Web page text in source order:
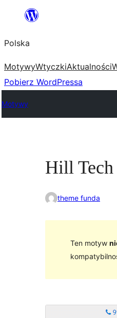
Przejdź
treści
Polska
MotywyWtyczkiAktualności
Pobierz WordPressa
Motywy
Hill Tech
theme funda
Ten motyw